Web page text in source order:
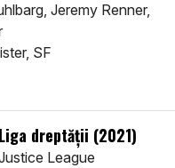
Jeremy Renner,
SF
dreptății (2021)
League